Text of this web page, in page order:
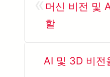
머신 비전 및
할
AI 및 3D 비전